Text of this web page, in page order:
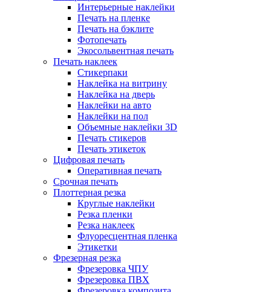
Интерьерные наклейки
Печать на пленке
Печать на бэклите
Фотопечать
Экосольвентная печать
Печать наклеек
Стикерпаки
Наклейка на витрину
Наклейка на дверь
Наклейки на авто
Наклейки на пол
Объемные наклейки 3D
Печать стикеров
Печать этикеток
Цифровая печать
Оперативная печать
Срочная печать
Плоттерная резка
Круглые наклейки
Резка пленки
Резка наклеек
Флуоресцентная пленка
Этикетки
Фрезерная резка
Фрезеровка ЧПУ
Фрезеровка ПВХ